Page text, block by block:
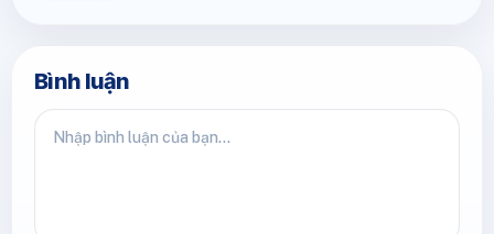
Bình luận